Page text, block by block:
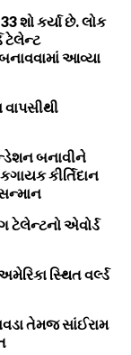
શો કર્યા છે. લોક
ટેલેન્ટ
આવ્યા
વાપસીથી
બનાવીને
કીર્તિદાન
ટેલેન્ટનો એવોર્ડ
સ્થિત વર્લ્ડ
તેમજ સાંઈરામ